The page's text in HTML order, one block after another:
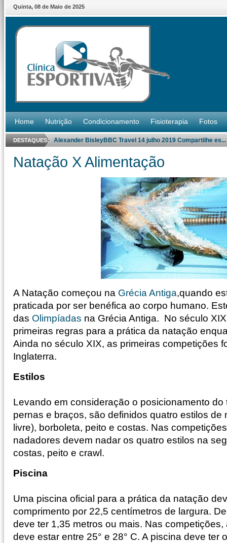
Quinta, 08de Maiode 2025
Home Nutrição Condicionamento Fisioterapia Fotos
DESTAQUES: Alexander BisleyBBC Travel 14 julho 2019 Compartilhe es...
Natação X Alimentação
A Natação começou na Grécia Antiga,quando
praticada por ser benéfica ao corpo humano.
das Olimpíadas na Grécia Antiga. No século
primeiras regras para a prática da natação
Ainda no século XIX, as primeiras competições
Inglaterra.
Estilos
Levando em consideração o posicionamento do
pernas e braços, são definidos quatro estilos de
livre), borboleta, peito e costas. Nas
nadadores devem nadar os quatro estilos na
costas, peito e crawl.
Piscina
Uma piscina oficial para a prática da natação
comprimento por 22,5 centímetros de largura.
deve ter 1,35 metros ou mais. Nas
deve estar entre 25° e 28° C. A piscina deve ter